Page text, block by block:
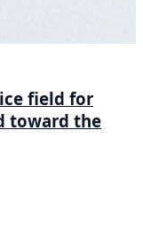
field for
toward the